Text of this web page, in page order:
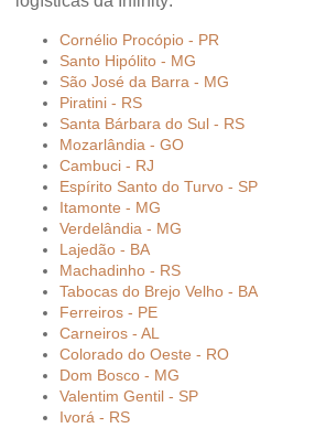
Cornélio Procópio - PR
Santo Hipólito - MG
São José da Barra - MG
Piratini - RS
Santa Bárbara do Sul - RS
Mozarlândia - GO
Cambuci - RJ
Espírito Santo do Turvo - SP
Itamonte - MG
Verdelândia - MG
Lajedão - BA
Machadinho - RS
Tabocas do Brejo Velho - BA
Ferreiros - PE
Carneiros - AL
Colorado do Oeste - RO
Dom Bosco - MG
Valentim Gentil - SP
Ivorá - RS